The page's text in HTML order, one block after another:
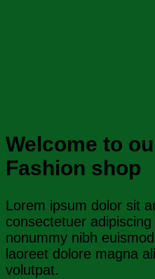
Welcome to
Fashion shop
Lorem ipsum dolor sit
consectetuer
nonummy nibh
laoreet dolore magna
volutpat.